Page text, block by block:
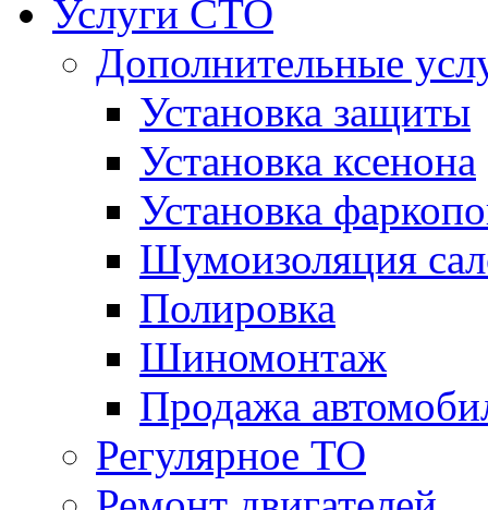
Услуги СТО
Дополнительные
Установка защиты
Установка ксенона
Установка
Шумоизоляция
Полировка
Шиномонтаж
Продажа
Регулярное ТО